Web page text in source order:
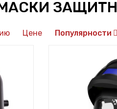
Цене Популярности